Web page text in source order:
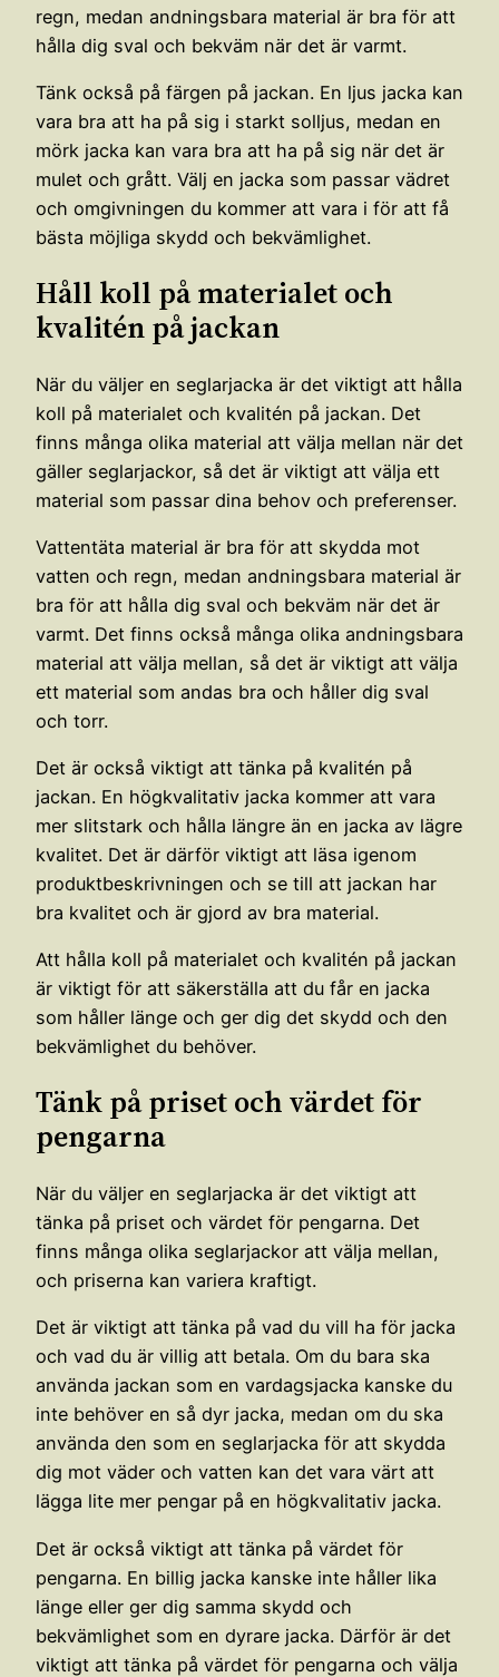
regn, medan andningsbara material är bra för att
hålla dig sval och bekväm när det är varmt.
Tänk också på färgen på jackan. En ljus jacka kan
vara bra att ha på sig i starkt solljus, medan en
mörk jacka kan vara bra att ha på sig när det är
mulet och grått. Välj en jacka som passar vädret
och omgivningen du kommer att vara i för att få
bästa möjliga skydd och bekvämlighet.
Håll koll på materialet och
kvalitén på jackan
När du väljer en seglarjacka är det viktigt att hålla
koll på materialet och kvalitén på jackan. Det
finns många olika material att välja mellan när det
gäller seglarjackor, så det är viktigt att välja ett
material som passar dina behov och preferenser.
Vattentäta material är bra för att skydda mot
vatten och regn, medan andningsbara material är
bra för att hålla dig sval och bekväm när det är
varmt. Det finns också många olika andningsbara
material att välja mellan, så det är viktigt att välja
ett material som andas bra och håller dig sval
och torr.
Det är också viktigt att tänka på kvalitén på
jackan. En högkvalitativ jacka kommer att vara
mer slitstark och hålla längre än en jacka av lägre
kvalitet. Det är därför viktigt att läsa igenom
produktbeskrivningen och se till att jackan har
bra kvalitet och är gjord av bra material.
Att hålla koll på materialet och kvalitén på jackan
är viktigt för att säkerställa att du får en jacka
som håller länge och ger dig det skydd och den
bekvämlighet du behöver.
Tänk på priset och värdet för
pengarna
När du väljer en seglarjacka är det viktigt att
tänka på priset och värdet för pengarna. Det
finns många olika seglarjackor att välja mellan,
och priserna kan variera kraftigt.
Det är viktigt att tänka på vad du vill ha för jacka
och vad du är villig att betala. Om du bara ska
använda jackan som en vardagsjacka kanske du
inte behöver en så dyr jacka, medan om du ska
använda den som en seglarjacka för att skydda
dig mot väder och vatten kan det vara värt att
lägga lite mer pengar på en högkvalitativ jacka.
Det är också viktigt att tänka på värdet för
pengarna. En billig jacka kanske inte håller lika
länge eller ger dig samma skydd och
bekvämlighet som en dyrare jacka. Därför är det
viktigt att tänka på värdet för pengarna och välja